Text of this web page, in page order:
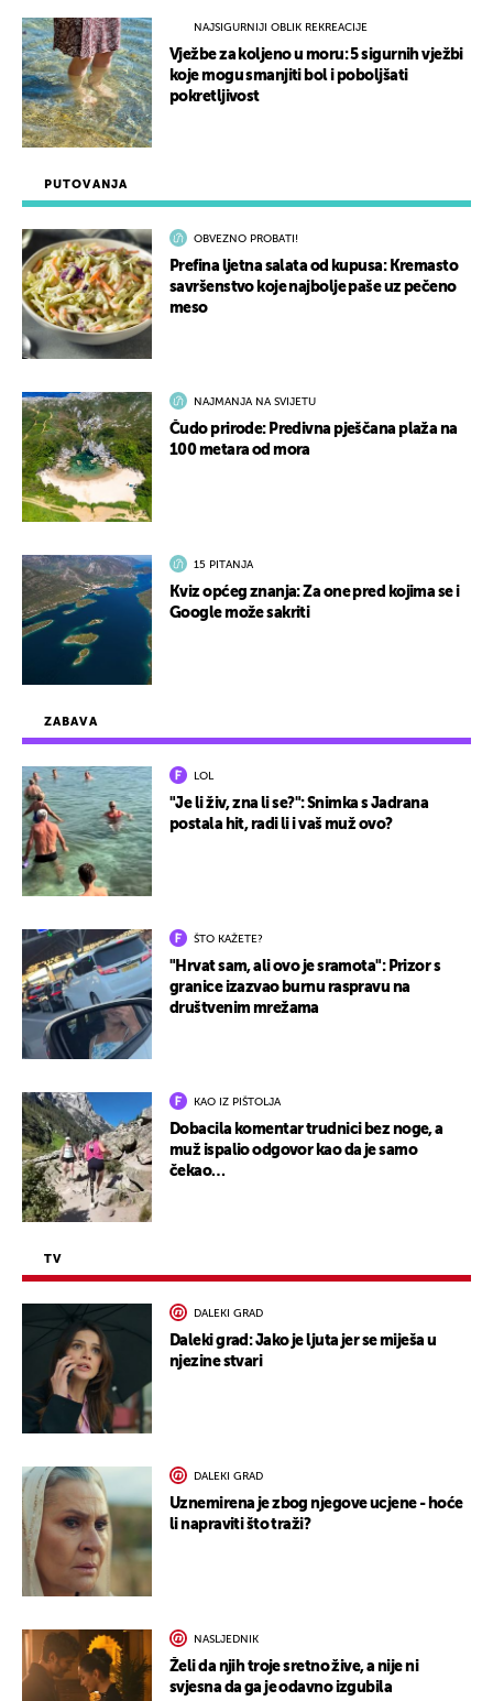
ZABAVA
LOL
"Je li živ, zna li se?": Snimka s Jadrana
postala hit, radi li i vaš muž ovo?
ŠTO KAŽETE?
"Hrvat sam, ali ovo je sramota": Prizor s
granice izazvao burnu raspravu na
društvenim mrežama
KAO IZ PIŠTOLJA
Dobacila komentar trudnici bez noge, a
muž ispalio odgovor kao da je samo
čekao…
TV
DALEKI GRAD
Daleki grad: Jako je ljuta jer se miješa u
njezine stvari
DALEKI GRAD
Uznemirena je zbog njegove ucjene - hoće
li napraviti što traži?
NASLJEDNIK
Želi da njih troje sretno žive, a nije ni
svjesna da ga je odavno izgubila
PUTOVANJA
OBVEZNO PROBATI!
Prefina ljetna salata od kupusa: Kremasto
savršenstvo koje najbolje paše uz pečeno
meso
NAJMANJA NA SVIJETU
Čudo prirode: Predivna pješčana plaža na
100 metara od mora
15 PITANJA
Kviz općeg znanja: Za one pred kojima se i
Google može sakriti
NAJSIGURNIJI OBLIK REKREACIJE
Vježbe za koljeno u moru: 5 sigurnih vježbi
koje mogu smanjiti bol i poboljšati
pokretljivost